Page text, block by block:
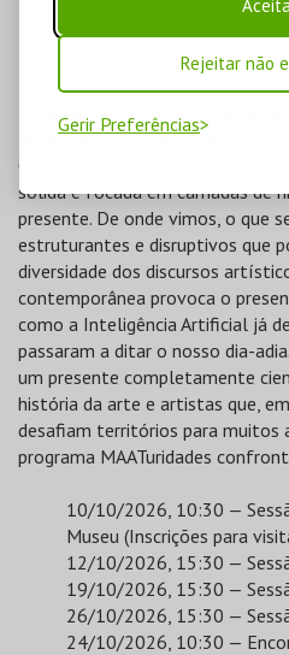
Rejeitar não
Gerir Preferências
3ª temporada (outubro a
ficção entre Passado e Futuro
O olhar atento contemporâneo
sólida e focada em camadas de
presente. De onde vimos, o que
estruturantes e disruptivos que
diversidade dos discursos
contemporânea provoca o
como a Inteligência Artificial já
passaram a ditar o nosso dia-
um presente completamente
história da arte e artistas que,
desafiam territórios para muitos
programa MAATuridades
10/10/2026, 10:30 —
Museu (Inscrições para
12/10/2026, 15:30 —
19/10/2026, 15:30 —
26/10/2026, 15:30 —
24/10/2026, 10:30 —